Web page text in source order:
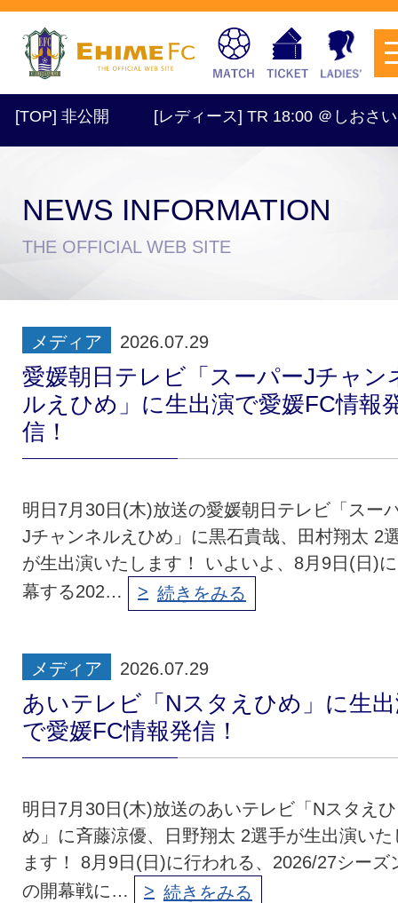
クラブ・会社情報
ファンクラブ 試合を観戦
チケットを購入
スポンサー グッズ
非公開 [レディース] TR 18:00 ＠しおさい
NEWS INFORMATION
THE OFFICIAL WEB SITE
メディア 2026.07.29
愛媛朝日テレビ「スーパーJチャン
ルえひめ」に生出演で愛媛FC情報
信！
明日7月30日(木)放送の愛媛朝日テレビ「スー
Jチャンネルえひめ」に黒石貴哉、田村翔太 2
が生出演いたします！ いよいよ、8月9日(日)
幕する202…
続きをみる
メディア 2026.07.29
あいテレビ「Nスタえひめ」に生
で愛媛FC情報発信！
明日7月30日(木)放送のあいテレビ「Nスタえひ
め」に斉藤涼優、日野翔太 2選手が生出演いた
ます！ 8月9日(日)に行われる、2026/27シーズ
の開幕戦に…
続きをみる